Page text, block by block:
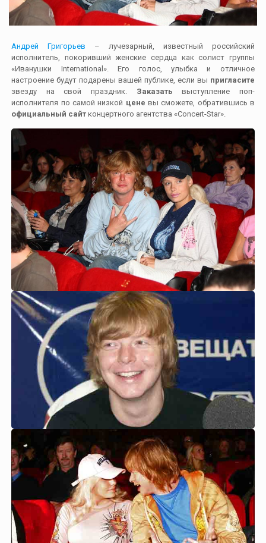
Андрей Григорьев – лучезарный, известный российский
исполнитель, покоривший женские сердца как солист группы
«Иванушки International». Его голос, улыбка и отличное
настроение будут подарены вашей публике, если вы пригласите
звезду на свой праздник. Заказатьвыступление поп-
исполнителя по самой низкой цене вы сможете, обратившись в
официальный сайт концертного агентства «Concert-Star».